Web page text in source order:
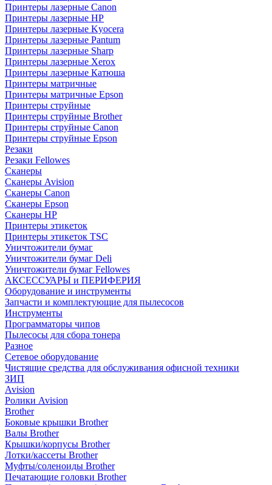
Принтеры лазерные Canon
Принтеры лазерные HP
Принтеры лазерные Kyocera
Принтеры лазерные Pantum
Принтеры лазерные Sharp
Принтеры лазерные Xerox
Принтеры лазерные Катюша
Принтеры матричные
Принтеры матричные Epson
Принтеры струйные
Принтеры струйные Brother
Принтеры струйные Canon
Принтеры струйные Epson
Резаки
Резаки Fellowes
Сканеры
Сканеры Avision
Сканеры Canon
Сканеры Epson
Сканеры HP
Принтеры этикеток
Принтеры этикеток TSC
Уничтожители бумаг
Уничтожители бумаг Deli
Уничтожители бумаг Fellowes
АКСЕССУАРЫ и ПЕРИФЕРИЯ
Оборудование и инструменты
Запчасти и комплектующие для пылесосов
Инструменты
Программаторы чипов
Пылесосы для сбора тонера
Разное
Сетевое оборудование
Чистящие средства для обслуживания офисной техники
ЗИП
Avision
Ролики Avision
Brother
Боковые крышки Brother
Валы Brother
Крышки/корпусы Brother
Лотки/кассеты Brother
Муфты/соленоиды Brother
Печатающие головки Brother